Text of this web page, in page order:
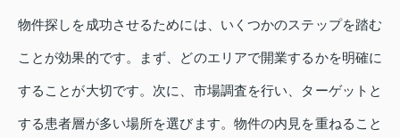
物件探しを成功させるためには、いくつかのステップを踏む
ことが効果的です。まず、どのエリアで開業するかを明確に
することが大切です。次に、市場調査を行い、ターゲットと
する患者層が多い場所を選びます。物件の内見を重ねること